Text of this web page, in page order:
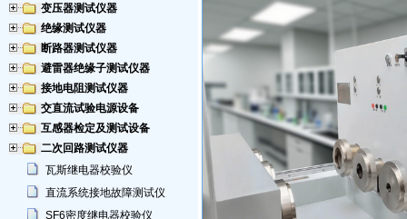
变压器测试仪器
绝缘测试仪器
断路器测试仪器
避雷器绝缘子测试仪器
接地电阻测试仪器
交直流试验电源设备
互感器检定及测试设备
二次回路测试仪器
瓦斯继电器校验仪
直流系统接地故障测试仪
SF6密度继电器校验仪